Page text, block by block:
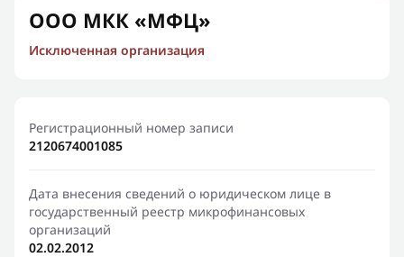
Новости
Финансовое просвещение
ООО МКК «МФЦ»
Исключенная организация
Регистрационный номер записи
2120674001085
Дата внесения сведений о юридическом лице в
государственный реестр микрофинансовых
организаций
02.02.2012
Мы свяжемся с Вами в ближайшее время и сообщим
результат
Отправить новый запрос